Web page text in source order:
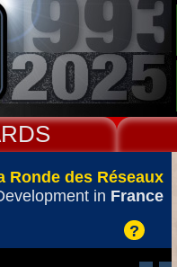
Ronde des Réseaux
in France
?